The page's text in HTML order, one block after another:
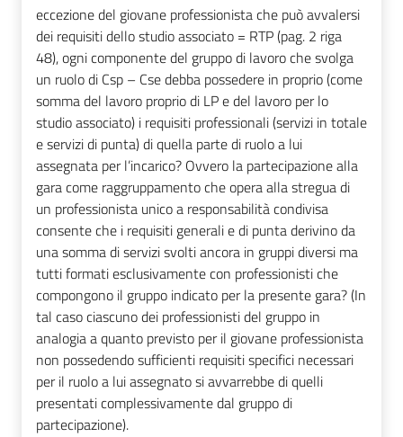
eccezione del giovane professionista che può avvalersi
dei requisiti dello studio associato = RTP (pag. 2 riga
48), ogni componente del gruppo di lavoro che svolga
un ruolo di Csp – Cse debba possedere in proprio (come
somma del lavoro proprio di LP e del lavoro per lo
studio associato) i requisiti professionali (servizi in totale
e servizi di punta) di quella parte di ruolo a lui
assegnata per l’incarico? Ovvero la partecipazione alla
gara come raggruppamento che opera alla stregua di
un professionista unico a responsabilità condivisa
consente che i requisiti generali e di punta derivino da
una somma di servizi svolti ancora in gruppi diversi ma
tutti formati esclusivamente con professionisti che
compongono il gruppo indicato per la presente gara? (In
tal caso ciascuno dei professionisti del gruppo in
analogia a quanto previsto per il giovane professionista
non possedendo sufficienti requisiti specifici necessari
per il ruolo a lui assegnato si avvarrebbe di quelli
presentati complessivamente dal gruppo di
partecipazione).